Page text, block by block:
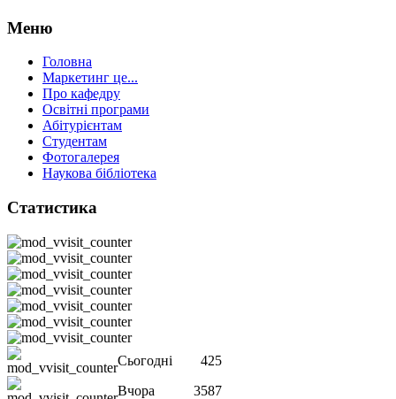
Меню
Головна
Маркетинг це...
Про кафедру
Освітні програми
Абітурієнтам
Студентам
Фотогалерея
Наукова бібліотека
Статистика
Сьогодні
425
Вчора
3587